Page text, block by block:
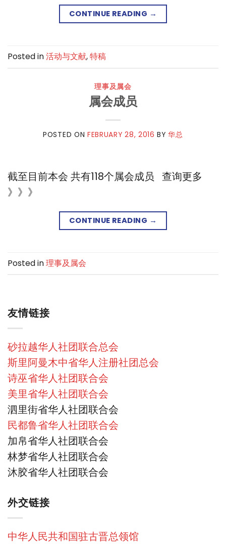
CONTINUE READING →
Posted in活动与文献,特稿
理事及属会
属会成员
POSTED ON FEBRUARY 28, 2016 BY华总
截至目前本会 共有118个属会成员 查询更多
》》》
CONTINUE READING →
Posted in理事及属会
友情链接
砂拉越华人社团联合总会
斯里阿曼木中省华人注册社团总会
诗巫省华人社团联合会
美里省华人社团联合会
泗里街省华人社团联合会
民都鲁省华人社团联合会
加帛省华人社团联合会
林梦省华人社团联合会
沐胶省华人社团联合会
外交链接
中华人民共和国驻古晋总领馆